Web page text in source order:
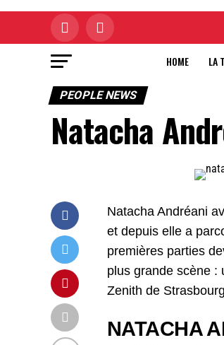
HOME LA
PEOPLE NEWS
Natacha
Natacha Andréani
et depuis elle a
premières parties
plus grande scène :
Zenith de
NATACHA